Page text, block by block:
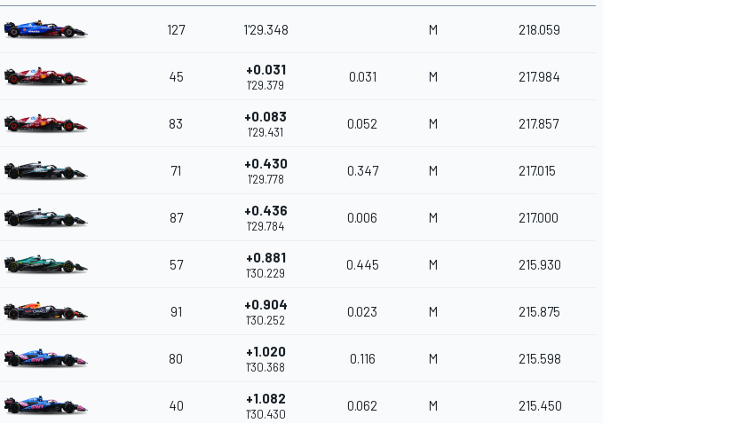
127 1'29.348 M 218.059
45 +0.031
1'29.379
0.031 M 217.984
83 +0.083
1'29.431
0.052 M 217.857
71 +0.430
1'29.778
0.347 M 217.015
87 +0.436
1'29.784
0.006 M 217.000
57 +0.881
1'30.229
0.445 M 215.930
91 +0.904
1'30.252
0.023 M 215.875
80 +1.020
1'30.368
0.116 M 215.598
40 +1.082
1'30.430
0.062 M 215.450